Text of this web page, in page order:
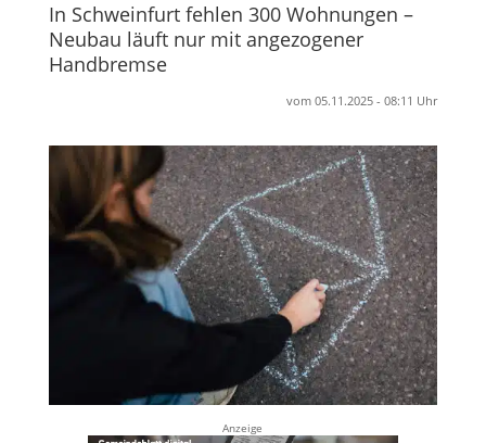
In Schweinfurt fehlen 300 Wohnungen –
Neubau läuft nur mit angezogener
Handbremse
vom 05.11.2025 - 08:11 Uhr
Anzeige